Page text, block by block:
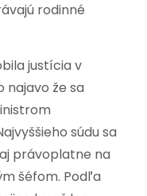
rodinné
justícia v
najavo že sa
súdu sa
právoplatne na
šéfom. Podľa